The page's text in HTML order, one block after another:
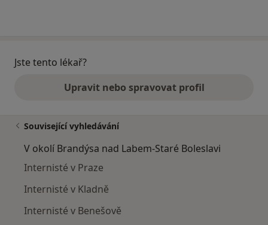
Jste tento lékař?
Upravit nebo spravovat profil
Související vyhledávání
V okolí Brandýsa nad Labem-Staré Boleslavi
Internisté v Praze
Internisté v Kladně
Internisté v Benešově